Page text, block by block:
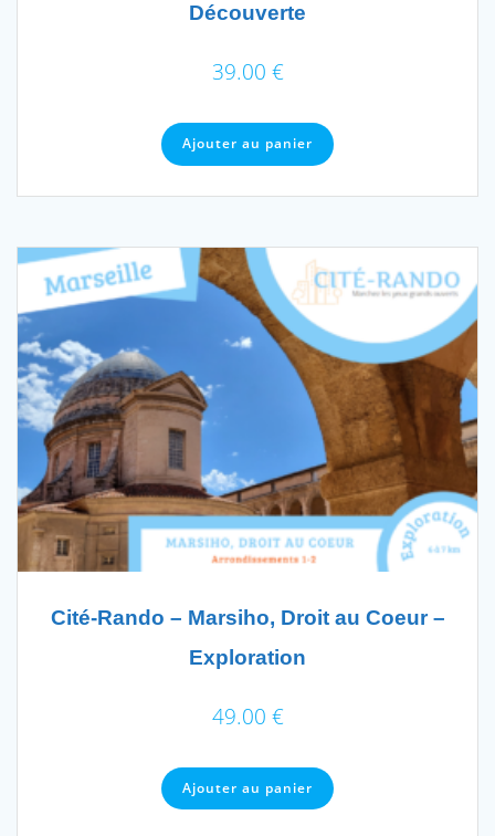
Découverte
39.00 €
Ajouter au panier
Cité-Rando – Marsiho, Droit au Coeur –
Exploration
49.00 €
Ajouter au panier